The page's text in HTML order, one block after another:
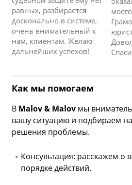
равных, разбирается
досконально в системе,
очень внимательный к
нам, клиентам. Желаю
дальнейших успехов!
Как мы помогаем
В Malov & Malov мы
вашу ситуацию и подбираем
решения проблемы.
Консультация: расскажем о
порядке действий.